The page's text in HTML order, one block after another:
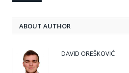
ABOUT AUTHOR
DAVID OREŠKOVIĆ